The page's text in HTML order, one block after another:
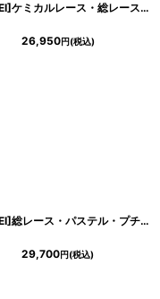
[ERUKEI]ケミカルレース・総レース・七分袖・Vネック・タイト・ショート丈・ミニドレス・ワンピース[れお着用]《送料＆代引き手数料無料》
26,950円(税込)
[ERUKEI]総レース・パステル・プチハイネック・フリル・フロントリボン・膝丈・ミディアムドレス・ワンピース[山崎みどり着用]《送料＆代引き手数料無料》 mypk
29,700円(税込)